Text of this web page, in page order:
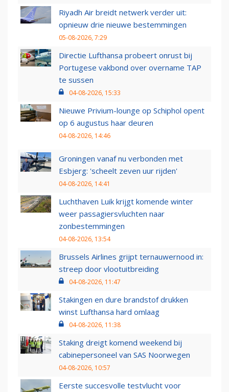
Riyadh Air breidt netwerk verder uit:
opnieuw drie nieuwe bestemmingen
05-08-2026, 7:29
Directie Lufthansa probeert onrust bij
Portugese vakbond over overname TAP
te sussen
04-08-2026, 15:33
Nieuwe Privium-lounge op Schiphol opent
op 6 augustus haar deuren
04-08-2026, 14:46
Groningen vanaf nu verbonden met
Esbjerg: 'scheelt zeven uur rijden'
04-08-2026, 14:41
Luchthaven Luik krijgt komende winter
weer passagiersvluchten naar
zonbestemmingen
04-08-2026, 13:54
Brussels Airlines grijpt ternauwernood in:
streep door vlootuitbreiding
04-08-2026, 11:47
Stakingen en dure brandstof drukken
winst Lufthansa hard omlaag
04-08-2026, 11:38
Staking dreigt komend weekend bij
cabinepersoneel van SAS Noorwegen
04-08-2026, 10:57
Eerste succesvolle testvlucht voor